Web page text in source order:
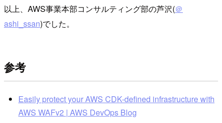
以上、AWS事業本部コンサルティング部の芦沢(＠
ashi_ssan)でした。
参考
Easily protect your AWS CDK-defined infrastructure with
AWS WAFv2 | AWS DevOps Blog